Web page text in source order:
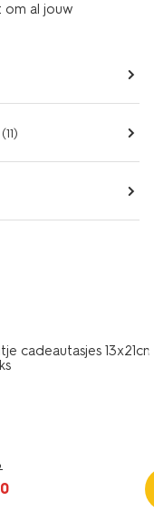
om al jouw
(11)
cadeautasjes